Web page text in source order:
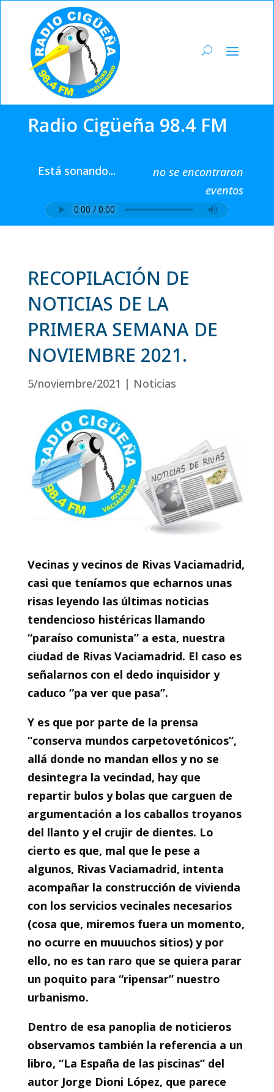
Radio Cigüeña 98.4 FM
Está sonando...
no se encontraron
eventos
RECOPILACIÓN DE
NOTICIAS DE LA
PRIMERA SEMANA DE
NOVIEMBRE 2021.
5/noviembre/2021 | Noticias
Vecinas y vecinos de Rivas Vaciamadrid,
casi que teníamos que echarnos unas
risas leyendo las últimas noticias
tendencioso histéricas llamando
“paraíso comunista” a esta, nuestra
ciudad de Rivas Vaciamadrid. El caso es
señalarnos con el dedo inquisidor y
caduco “pa ver que pasa”.
Y es que por parte de la prensa
“conserva mundos carpetovetónicos”,
allá donde no mandan ellos y no se
desintegra la vecindad, hay que
repartir bulos y bolas que carguen de
argumentación a los caballos troyanos
del llanto y el crujir de dientes. Lo
cierto es que, mal que le pese a
algunos, Rivas Vaciamadrid, intenta
acompañar la construcción de vivienda
con los servicios vecinales necesarios
(cosa que, miremos fuera un momento,
no ocurre en muuuchos sitios) y por
ello, no es tan raro que se quiera parar
un poquito para “ripensar” nuestro
urbanismo.
Dentro de esa panoplia de noticieros
observamos también la referencia a un
libro, “La España de las piscinas” del
autor Jorge Dioni López, que parece